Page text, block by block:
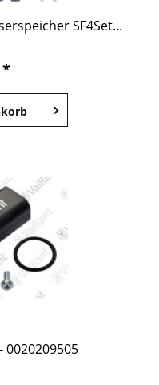
SF4Set...
*
0020209505